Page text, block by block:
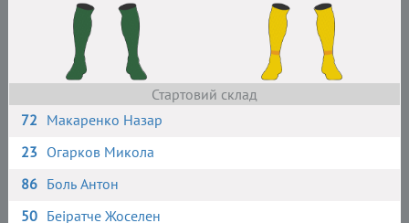
Стартовий склад
72 Макаренко Назар
23 Огарков Микола
86 Боль Антон
50 Беіратче Жоселен